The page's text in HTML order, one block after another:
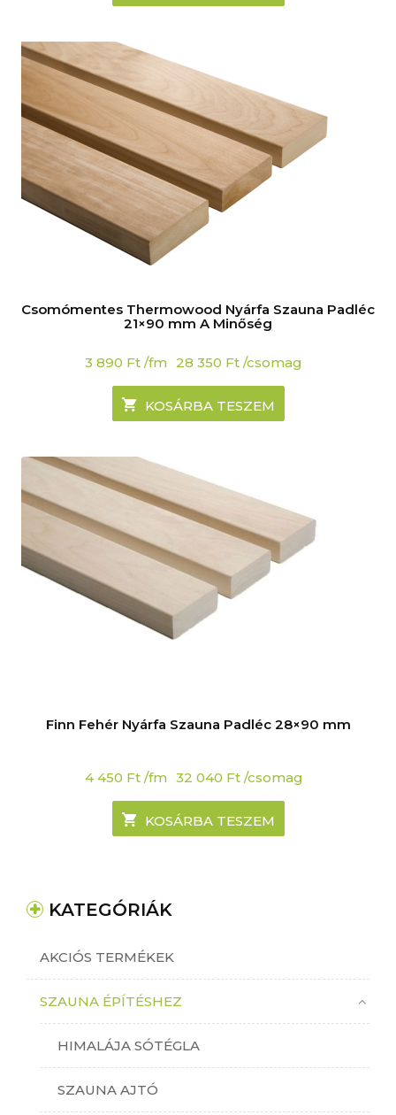
Csomómentes Thermowood Nyárfa Szauna Padléc
21×90 mm A Minőség
3 890 Ft /fm 28 350 Ft /csomag
KOSÁRBA TESZEM
Finn Fehér Nyárfa Szauna Padléc 28×90 mm
4 450 Ft /fm 32 040 Ft /csomag
KOSÁRBA TESZEM
KATEGÓRIÁK
AKCIÓS TERMÉKEK
SZAUNA ÉPÍTÉSHEZ
HIMALÁJA SÓTÉGLA
SZAUNA AJTÓ